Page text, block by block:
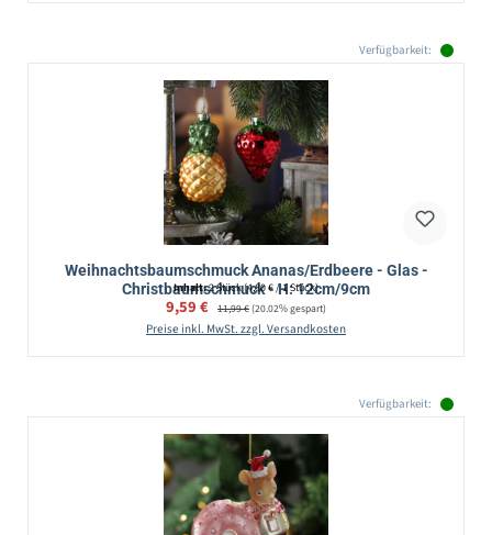
Verfügbarkeit:
Weihnachtsbaumschmuck Ananas/Erdbeere - Glas -
Christbaumschmuck - H: 12cm/9cm
Inhalt:2 Stück(4,80 € / 1 Stück)
Verkaufspreis:
9,59 € Regulärer Preis:
11,99 €(20.02% gespart)
Preise inkl. MwSt. zzgl. Versandkosten
Verfügbarkeit: